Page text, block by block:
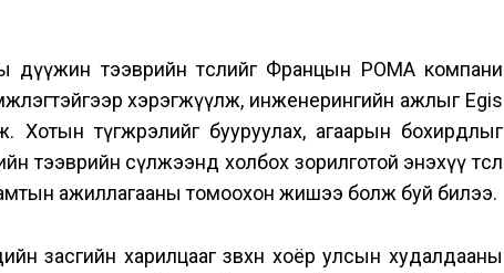
дүүжин тээврийн төслийг Францын POMA компани
хэрэгжүүлж, инженерингийн ажлыг Egis
Хотын түгжрэлийг бууруулах, агаарын бохирдлыг
тээврийн сүлжээнд холбох зорилготой энэхүү төсөл
ажиллагааны томоохон жишээ болж буй билээ.
засгийн харилцааг зөвхөн хоёр улсын худалдааны